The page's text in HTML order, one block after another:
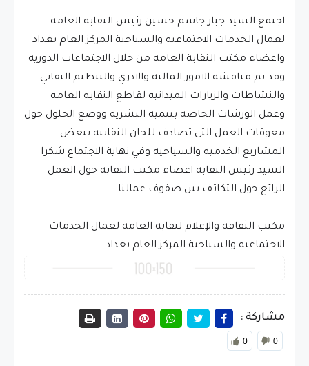
اجتمع السيد جبار جاسم حسين رئيس النقابة العامه
لعمال الخدمات الاجتماعيه والسياحية المركز العام بغداد
واعضاء مكتب النقابة العامه من خلال الاجتماعات الدوريه
وقد تم مناقشة الامور الماليه والادري والتنظيم النقابي
والنشاطات والزيارات الميدانيه لقاطع النقابه العامه
وعمل الورشات الخاصه بتنميه البشريه ووضع الحلول حول
معوقات العمل التي تصادف للجان النقابيه ببعض
المشاريع الخدميه والسياحيه وفي نهاية الاجتماع شكرا
السيد رئيس النقابة اعضاء مكتب النقابة حول العمل
الرائع حول التكاتف بين صفوف عمالنا
مكتب الثقافه والإعلام لنقابة العامه لعمال الخدمات
الاجتماعيه والسياحية المركز العام بغداد
مشاركة :
0 0